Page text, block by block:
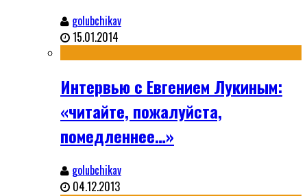
golubchikav
15.01.2014
Интервью с Евгением Лукиным:
«читайте, пожалуйста,
помедленнее…»
golubchikav
04.12.2013